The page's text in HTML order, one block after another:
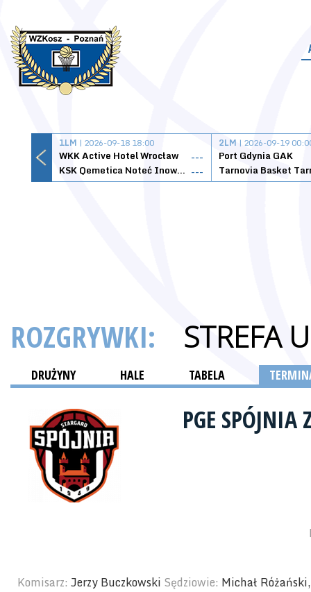
1LM | 2026-09-18 18:00
WKK Active Hotel Wrocław
---
KSK Qemetica Noteć Inowrocław ---
2LM | 2026-09-19
Port Gdynia GAK
ROZGRYWKI: STREFA
DRUŻYNY HALE TABELA
PGE SPÓJNIA
Komisarz: Jerzy Buczkowski Sędziowie: Michał